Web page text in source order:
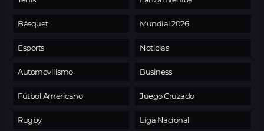
Básquet
Esports
Automovilismo
Fútbol Americano
Rugby
Mundial 2026
Noticias
Business
Juego Cruzado
Liga Nacional